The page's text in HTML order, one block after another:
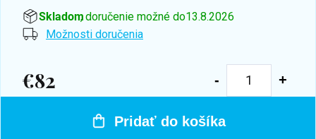
Skladom, doručenie možné do13.8.2026
Možnosti doručenia
€82
Jednotková
Pridať do košíka